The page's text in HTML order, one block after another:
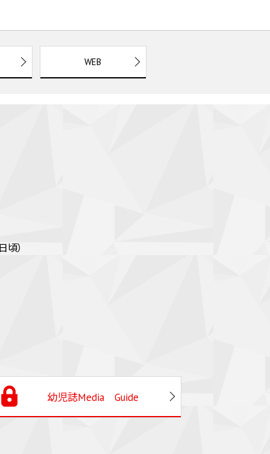
WEB
頃）
幼児誌Media Guide